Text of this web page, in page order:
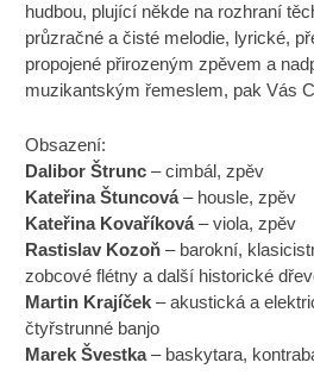
hudbou, plující někde na rozhraní
průzračné a čisté melodie, lyrické,
propojené přirozeným zpěvem a
muzikantským řemeslem, pak Vás
Obsazení:
Dalibor Štrunc – cimbál, zpěv
Kateřina Štuncová– housle, zpěv
Kateřina Kovaříková– viola, zpěv
Rastislav Kozoň – barokní,
zobcové flétny a další historické
Martin Krajíček – akustická a
čtyřstrunné banjo
Marek Švestka– baskytara,